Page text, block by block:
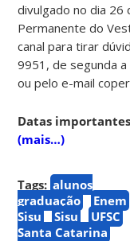
divulgado no dia 26
Permanente do
canal para tirar
9951, de segunda
ou pelo e-mail
Datas
(mais…)
Tags: alunos
graduação
Enem
Sisu
Sisu UFSC
Santa Catarina